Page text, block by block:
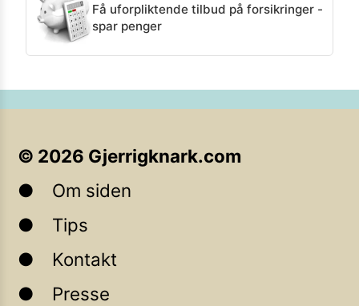
Få uforpliktende tilbud på forsikringer -
spar penger
© 2026 Gjerrigknark.com
Om siden
Tips
Kontakt
Presse